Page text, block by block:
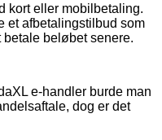
kort eller mobilbetaling.
et afbetalingstilbud som
beløbet senere.
e-handler burde man
dog er det